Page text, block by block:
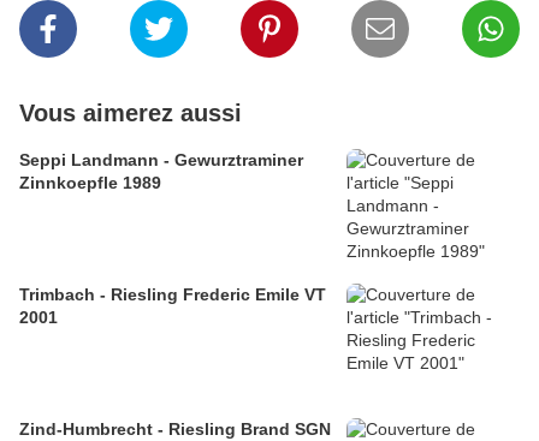
Vous aimerez aussi
Seppi Landmann - Gewurztraminer
Zinnkoepfle 1989
Trimbach - Riesling Frederic Emile VT
2001
Zind-Humbrecht - Riesling Brand SGN